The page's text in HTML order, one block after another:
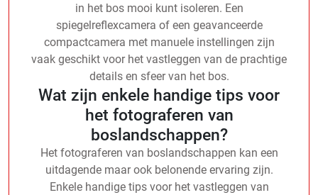
in het bos mooi kunt isoleren. Een
spiegelreflexcamera of een geavanceerde
compactcamera met manuele instellingen zijn
vaak geschikt voor het vastleggen van de prachtige
details en sfeer van het bos.
Wat zijn enkele handige tips voor
het fotograferen van
boslandschappen?
Het fotograferen van boslandschappen kan een
uitdagende maar ook belonende ervaring zijn.
Enkele handige tips voor het vastleggen van